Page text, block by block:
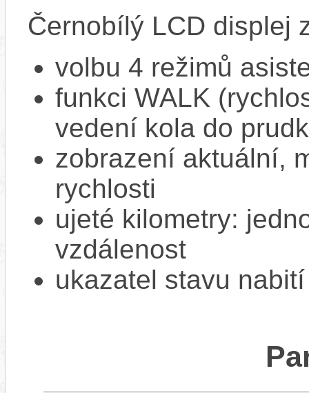
Černobílý LCD displej
volbu 4 režimů
funkci WALK
vedení kola do
zobrazení aktuální,
rychlosti
ujeté kilometry:
vzdálenost
ukazatel stavu